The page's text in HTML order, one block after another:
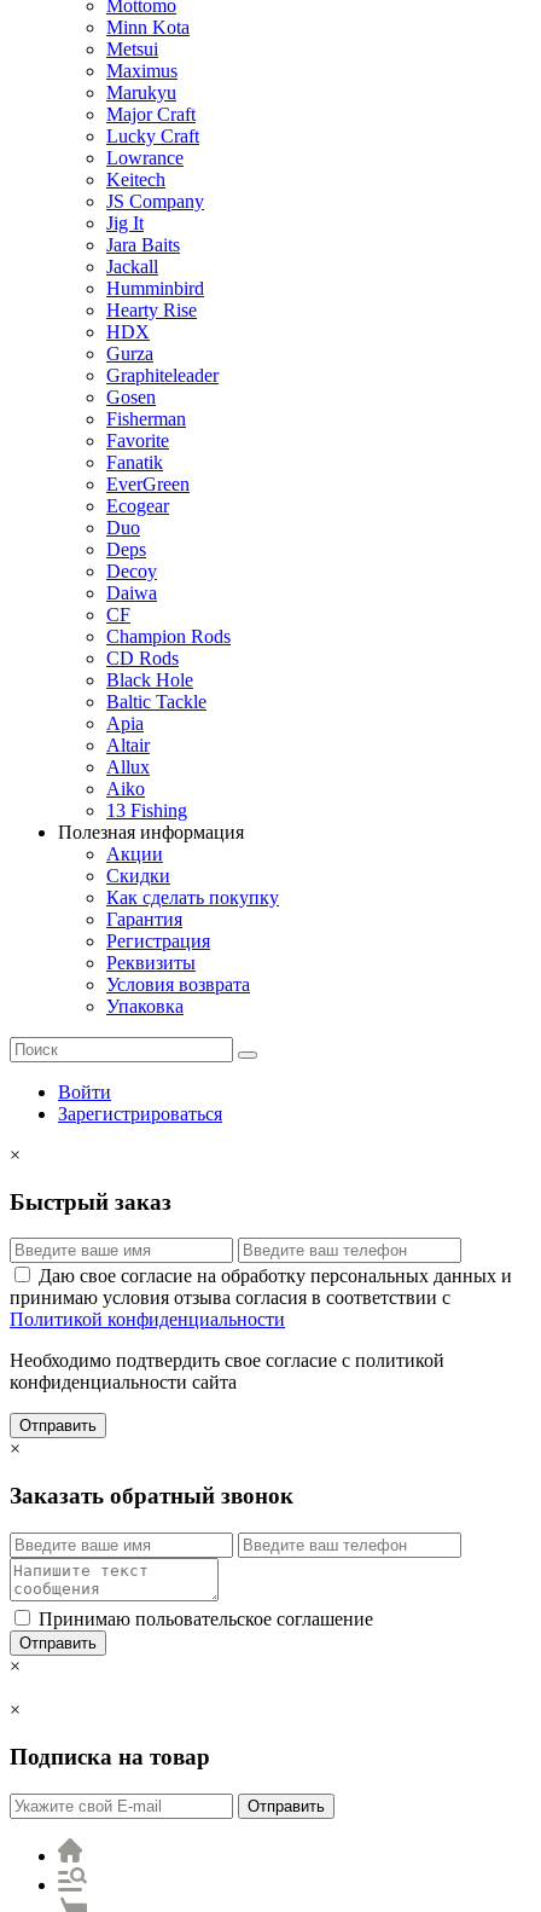
Mottomo
Minn Kota
Metsui
Maximus
Marukyu
Major Craft
Lucky Craft
Lowrance
Keitech
JS Company
Jig It
Jara Baits
Jackall
Humminbird
Hearty Rise
HDX
Gurza
Graphiteleader
Gosen
Fisherman
Favorite
Fanatik
EverGreen
Ecogear
Duo
Deps
Decoy
Daiwa
CF
Champion Rods
CD Rods
Black Hole
Baltic Tackle
Apia
Altair
Allux
Aiko
13 Fishing
Полезная информация
Акции
Скидки
Как сделать покупку
Гарантия
Регистрация
Реквизиты
Условия возврата
Упаковка
Войти
Зарегистрироваться
×
Быстрый заказ
Даю свое согласие на обработку персональных данных и
принимаю условия отзыва согласия в соответствии с
Политикой конфиденциальности
Необходимо подтвердить свое согласие с политикой
конфиденциальности сайта
Отправить
×
Заказать обратный звонок
Принимаю польовательское соглашение
Отправить
×
×
Подписка на товар
Отправить